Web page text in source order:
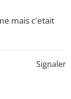
mais c'etait
Signaler